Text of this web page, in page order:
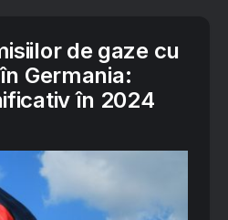
de gaze cu
Germania:
în 2024